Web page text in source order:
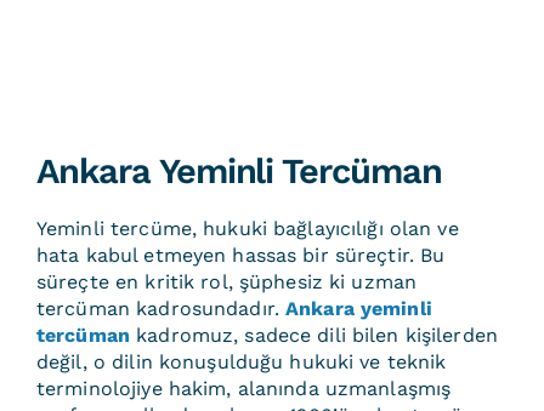
Ankara Yeminli Tercüman
Yeminli tercüme, hukuki bağlayıcılığı olan ve
hata kabul etmeyen hassas bir süreçtir. Bu
süreçte en kritik rol, şüphesiz ki uzman
tercüman kadrosundadır.Ankara yeminli
tercüman kadromuz, sadece dili bilen kişilerden
değil, o dilin konuşulduğu hukuki ve teknik
terminolojiye hakim, alanında uzmanlaşmış